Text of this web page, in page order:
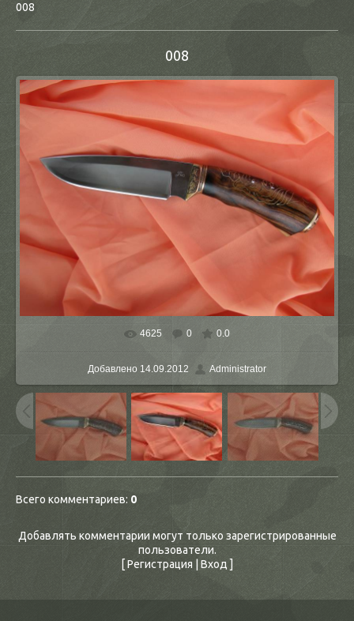
008
008
В реальном размере 1600x1200
4625 0 0.0
Добавлено 14.09.2012 Administrator
Всего комментариев: 0
Добавлять комментарии могут только зарегистрированные
пользователи.
[Регистрация Вход ]